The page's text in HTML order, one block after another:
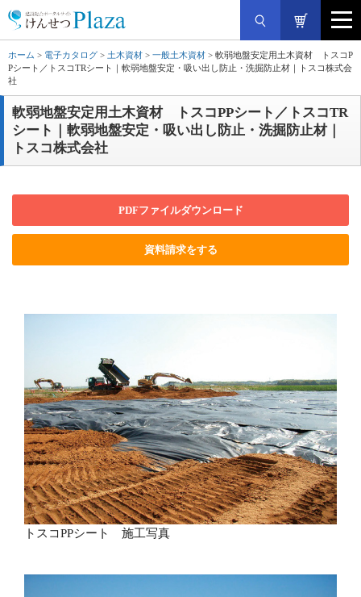
ホーム > 電子カタログ > 土木資材 > 一般土木資材 > 軟弱地盤安定用土木資材 トスコP
Pシート／トスコTRシート｜軟弱地盤安定・吸い出し防止・洗掘防止材｜トスコ株式会
社
軟弱地盤安定用土木資材 トスコPPシート／トスコTR
シート｜軟弱地盤安定・吸い出し防止・洗掘防止材｜
トスコ株式会社
PDFファイルダウンロード
資料請求をする
トスコPPシート 施工写真